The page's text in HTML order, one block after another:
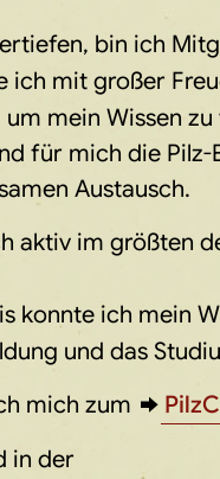
bin ich
ich mit großer
um mein Wissen
für mich die
Austausch.
aktiv im größten
konnte ich mein
und das
mich zum
in der